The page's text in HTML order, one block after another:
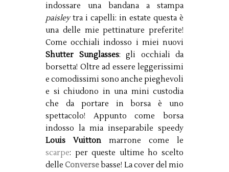
indossare una bandana a stampa
paisleytra i capelli: in estate questa è
una delle mie pettinature preferite!
Come occhiali indosso i miei nuovi
Shutter Sunglasses: gli occhiali da
borsetta! Oltre ad essere leggerissimi
e comodissimi sono anche pieghevoli
e si chiudono in una mini custodia
che da portare in borsa è uno
spettacolo! Appunto come borsa
indosso la mia inseparabile speedy
Louis Vuitton marrone come le
scarpe: per queste ultime ho scelto
delleConverse basse! La cover del mio